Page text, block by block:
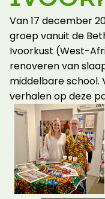
Van 17 december
groep vanuit de
Ivoorkust (West-
renoveren van
middelbare school.
verhalen op deze